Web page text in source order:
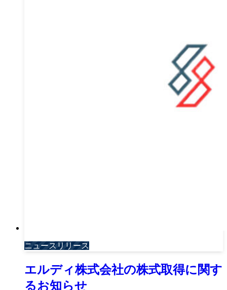
ニュースリリース
エルディ株式会社の株式取得に関す
るお知らせ